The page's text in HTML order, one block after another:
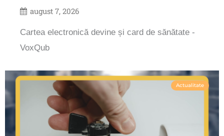
august 7, 2026
Cartea electronică devine și card de sănătate -
VoxQub
Actualitate